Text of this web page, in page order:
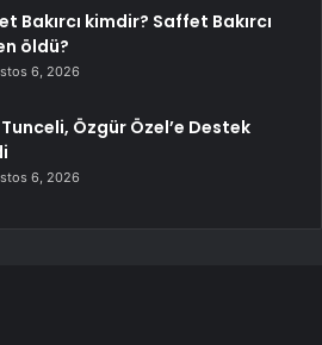
Bakırcı kimdir? Saffet Bakırcı
öldü?
6, 2026
Tunceli, Özgür Özel’e Destek
6, 2026